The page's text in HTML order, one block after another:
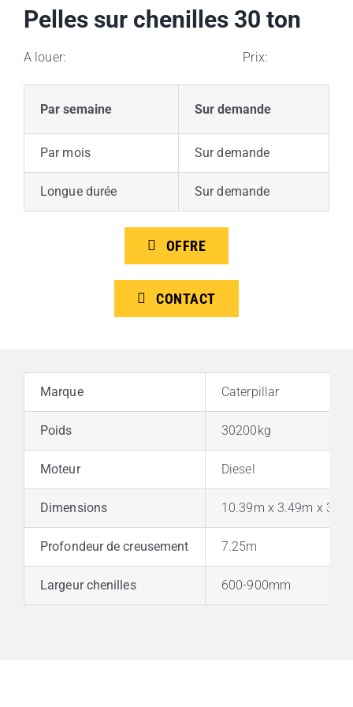
Pelles sur chenilles 30 ton
A louer: Prix:
Par semaine Sur demande
Par mois Sur demande
Longue durée Sur demande
OFFRE
CONTACT
Marque Caterpillar
Poids 30200kg
Moteur Diesel
Dimensions 10.39m x 3.49m x
Profondeur de creusement 7.25m
Largeur chenilles 600-900mm